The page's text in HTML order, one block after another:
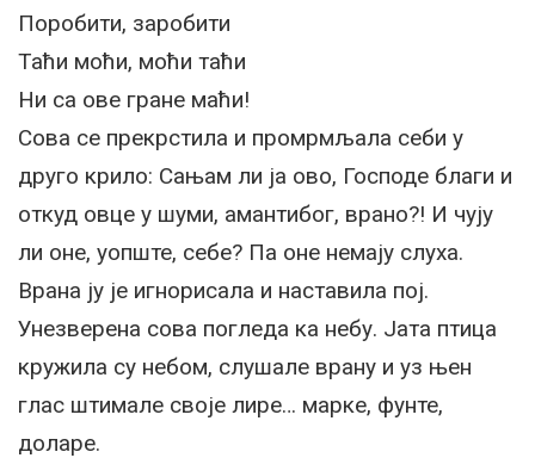
Поробити, заробити
Таћи моћи, моћи таћи
Ни са ове гране маћи!
Сова се прекрстила и промрмљала себи у
друго крило: Сањам ли ја ово, Господе благи и
откуд овце у шуми, амантибог, врано?! И чују
ли оне, уопште, себе? Па оне немају слуха.
Врана ју је игнорисала и наставила пој.
Унезверена сова погледа ка небу. Јата птица
кружила су небом, слушале врану и уз њен
глас штимале своје лире… марке, фунте,
доларе.